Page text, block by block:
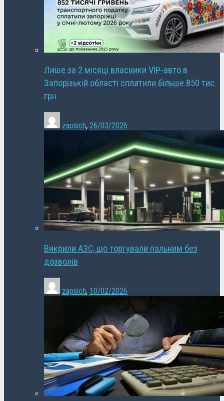
Лише за 2 місяці власники VIP-авто в
Запорізькій області сплатили більше 850 тис
грн
zapsich, 26/03/2026
Викрили АЗС, що торгували пальним без
дозволів
zapsich, 10/02/2026